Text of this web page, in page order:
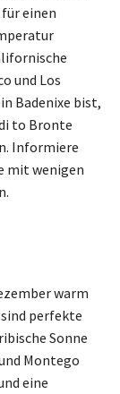
einen
und Los
Badenixe bist,
to Bronte
Informiere
mit wenigen
warm
perfekte
Sonne
Montego
eine